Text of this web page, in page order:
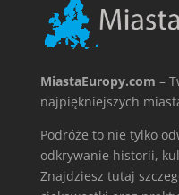
MiastaEuropy.com –
najpiękniejszych
Podróże to nie tylko
odkrywanie historii,
Znajdziesz tutaj